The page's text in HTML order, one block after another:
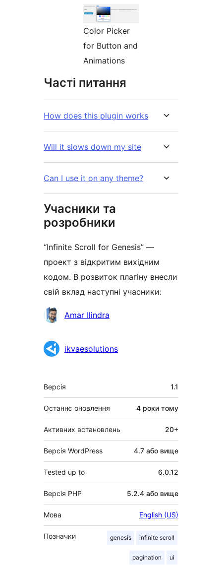
Color Picker
for Button and
Animations
Часті питання
How does this plugin works
Will it slows down my site
Can I use it on any theme?
Учасники та
розробники
“Infinite Scroll for Genesis” —
проект з відкритим вихідним
кодом. В розвиток плагіну внесли
свій вклад наступні учасники:
УчасникиAmar Ilindra
ikvaesolutions
Мета
Версія 1.1
Останнє оновлення 4 роки тому
Активних встановлень 20+
Версія WordPress 4.7 або вище
Tested up to 6.0.12
Версія PHP 5.2.4 або вище
Мова English (US)
Позначки genesis infinite scroll
pagination ui